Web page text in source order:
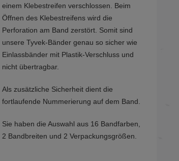
einem Klebestreifen verschlossen. Beim
Öffnen des Klebestreifens wird die
Perforation am Band zerstört. Somit sind
unsere Tyvek-Bänder genau so sicher wie
Einlassbänder mit Plastik-Verschluss und
nicht übertragbar.
Als zusätzliche Sicherheit dient die
fortlaufende Nummerierung auf dem Band.
Sie haben die Auswahl aus 16 Bandfarben,
2 Bandbreiten und 2 Verpackungsgrößen.